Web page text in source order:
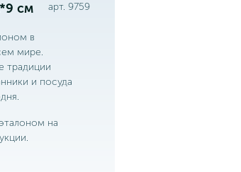
см арт. 9759
в
мире.
традиции
и посуда
на